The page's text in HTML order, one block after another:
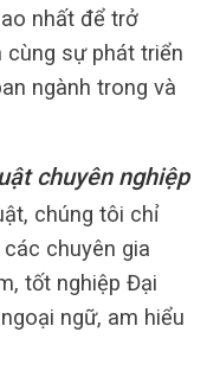
nhất để trở
cùng sự phát triển
ngành trong và
chuyên nghiệp
chúng tôi chỉ
chuyên gia
tốt nghiệp Đại
ngữ, am hiểu